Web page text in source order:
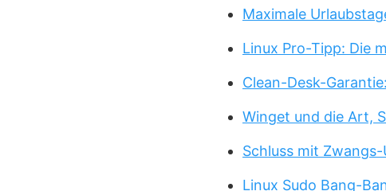
Maximale
Linux Pro-Tipp: Die
Clean-Desk-
Winget und die Art,
Schluss mit
Linux Sudo Bang-